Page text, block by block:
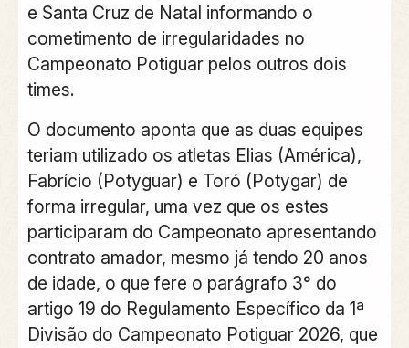
e Santa Cruz de Natal informando o
cometimento de irregularidades no
Campeonato Potiguar pelos outros dois
times.
O documento aponta que as duas equipes
teriam utilizado os atletas Elias (América),
Fabrício (Potyguar) e Toró (Potygar) de
forma irregular, uma vez que os estes
participaram do Campeonato apresentando
contrato amador, mesmo já tendo 20 anos
de idade, o que fere o parágrafo 3° do
artigo 19 do Regulamento Específico da 1ª
Divisão do Campeonato Potiguar 2026, que